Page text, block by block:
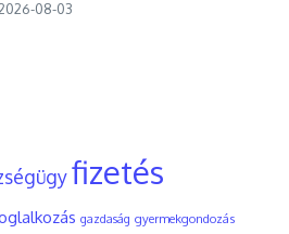
08-03
fizetés
gazdaság gyermekgondozás